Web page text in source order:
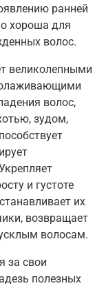
ранней
хороша для
волос.
великолепными
волос,
зудом,
и густоте
их
возвращает
волосам.
за свои
полезных